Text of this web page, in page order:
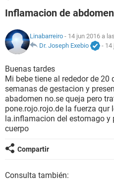
NUTRICIÓN
BIENESTAR
SEXUALIDAD
GLOSARIO
Inflamacion de abdomen
Linabarreiro - 14 jun 2016 a
Dr. Joseph Exebio
- 14
Buenas tardes
Mi bebe tiene al rededor de
semanas de gestacion y
abadomen no.se queja pero
pone.rojo.rojo.de la fuerza qur
la.inflamacion del estomago y
cuerpo
Compartir
Consulta también: